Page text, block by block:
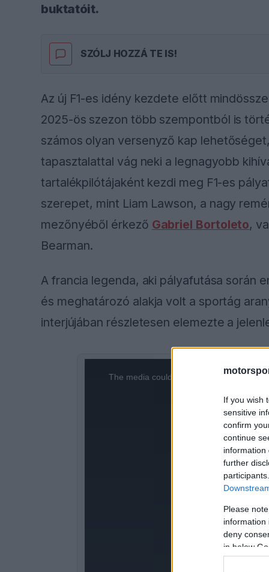
If you wish
sensitive
confirm
continue
information
further
Please
information
deny
in below
buktatóit.
SZÓLJ HOZZÁ TE IS!
Az új F1-es idény kezdete előtt
2025-ös szezon több szempontból is
számos olyan versenyző kap
tapasztalattal vág neki a legnagyobb
tartalékpilótájaként kezdi meg F1-es
szerepet, mint Liam Lawson, a nagy
mezőnyéből érkező Gabriel Bortoleto,
Bearman.
A francia legenda, aki pályafutása során
és meghatározó alakja volt a sportág
interjújában részletesen elemezte a
The media could not be loaded, either